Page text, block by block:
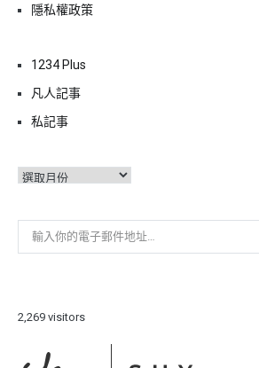
隱私權政策
1234 Plus
凡人記事
私記事
彙
輸入你的電子郵件地址…
2,269 visitors